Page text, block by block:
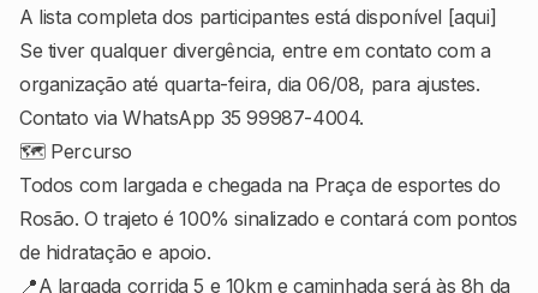
A lista completa dos participantes está disponível [aqui]
Se tiver qualquer divergência, entre em contato com a
organização até quarta-feira, dia 06/08, para ajustes.
Contato via WhatsApp 35 99987-4004.
🗺 Percurso
Todos com largada e chegada na Praça de esportes do
Rosão. O trajeto é 100% sinalizado e contará com pontos
de hidratação e apoio.
📍A largada corrida 5 e 10km e caminhada será às 8h da